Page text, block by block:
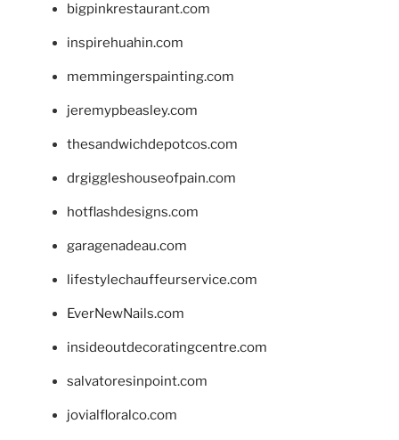
bigpinkrestaurant.com
inspirehuahin.com
memmingerspainting.com
jeremypbeasley.com
thesandwichdepotcos.com
drgiggleshouseofpain.com
hotflashdesigns.com
garagenadeau.com
lifestylechauffeurservice.com
EverNewNails.com
insideoutdecoratingcentre.com
salvatoresinpoint.com
jovialfloralco.com